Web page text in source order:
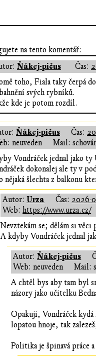
na tento komentář:
Ňákej-pičus Čas:
toho, Fiala taky čerpá
svých rybníků.
kde je potom rozdíl.
Ňákej-pičus Čas:
neuveden
Mail:
Vondráček jednal jako
dokonalej ale ty v
nějaká šlechta z balkonu
Autor: Urza Čas: 2026-
Web:https://www.urza.cz/
Nevztekám se; dělám si věci
A kdyby Vondráček jednal
Autor:Ňákej-pičus
Web: neuveden
Mail:
A chtěl bys aby tam byl
názory jako učitelku
Opakuji, Vondráček kydá
lopatou hnoje, tak
Politika je špinavá práce